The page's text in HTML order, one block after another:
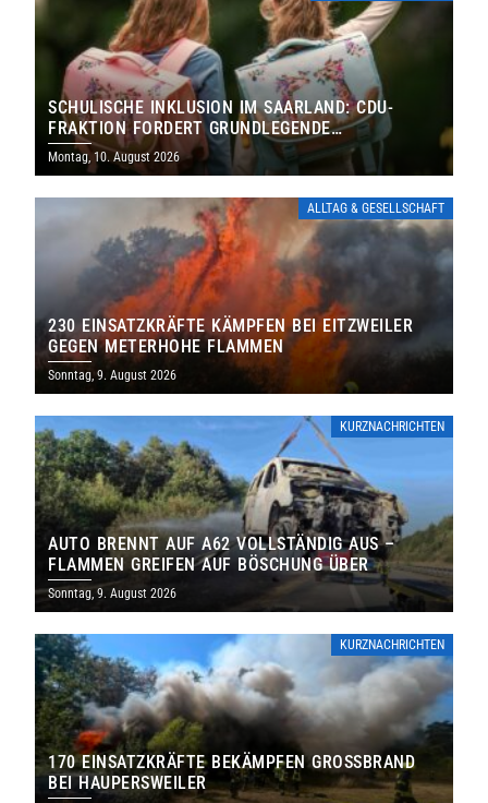
SCHULISCHE INKLUSION IM SAARLAND: CDU-
FRAKTION FORDERT GRUNDLEGENDE
NEUAUFSTELLUNG
Montag, 10. August 2026
ALLTAG & GESELLSCHAFT
230 EINSATZKRÄFTE KÄMPFEN BEI EITZWEILER
GEGEN METERHOHE FLAMMEN
Sonntag, 9. August 2026
KURZNACHRICHTEN
AUTO BRENNT AUF A62 VOLLSTÄNDIG AUS –
FLAMMEN GREIFEN AUF BÖSCHUNG ÜBER
Sonntag, 9. August 2026
KURZNACHRICHTEN
170 EINSATZKRÄFTE BEKÄMPFEN GROSSBRAND B
EI HAUPERSWEILER